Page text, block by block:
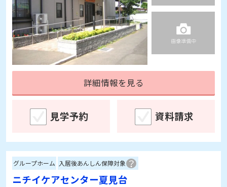
詳細情報を見る
見学予約 資料請求
グループホーム 入居後あんしん保障対象
ニチイケアセンター夏見台